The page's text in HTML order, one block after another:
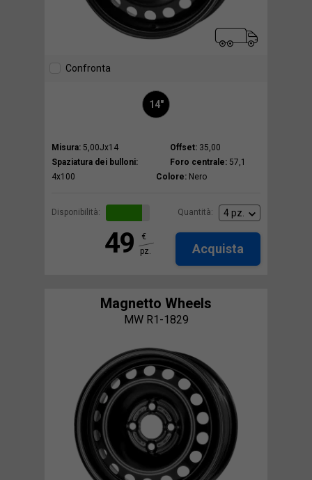
Confronta
14"
Misura: 5,00Jx14 Offset: 35,00
Spaziatura dei bulloni:
4x100
Foro centrale: 57,1
Colore: Nero
Disponibilità: Quantità:
49
€
pz.
Acquista
Magnetto Wheels
MW R1-1829